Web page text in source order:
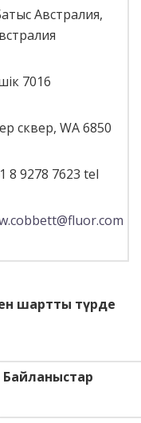
Австралия,
7016
сквер, WA 6850
8 9278 7623 tel
шартты түрде
Байланыстар